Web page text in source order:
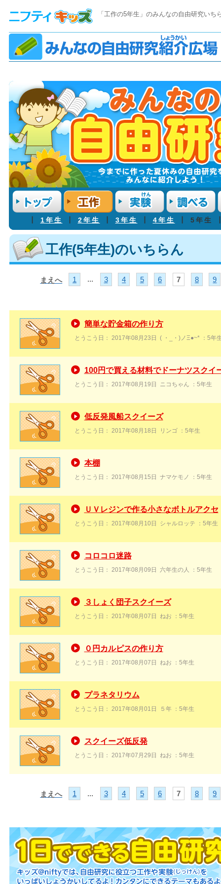
「工作の5年生」のみんなの自由研究いち
1年生 2年生 3年生 4年生 ┃ 5年生
工作(5年生)のいちらん
まえへ 1 ... 3 4 5 6 7 8 9
簡単な貯金箱の作り方
とうこう日： 2017年08月23日 ( ・_・)ノΞ●~* ：5年
100円で買える材料でドーナツスクイ
とうこう日： 2017年08月19日 ニコちゃん ：5年生
低反発風船スクイーズ
とうこう日： 2017年08月18日 リンゴ ：5年生
本棚
とうこう日： 2017年08月15日 ナマケモノ ：5年生
ＵＶレジンで作る小さなボトルアクセ
とうこう日： 2017年08月10日 シャルロッテ ：5年生
コロコロ迷路
とうこう日： 2017年08月09日 六年生の人 ：5年生
３しょく団子スクイーズ
とうこう日： 2017年08月07日 ねお ：5年生
０円カルピスの作り方
とうこう日： 2017年08月07日 ねお ：5年生
プラネタリウム
とうこう日： 2017年08月01日 ５年 ：5年生
スクイーズ低反発
とうこう日： 2017年07月29日 ねお ：5年生
まえへ 1 ... 3 4 5 6 7 8 9